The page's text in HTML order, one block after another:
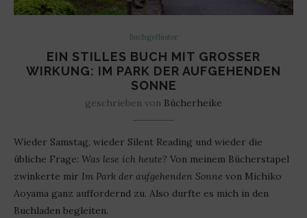
Buchgeflüster
EIN STILLES BUCH MIT GROSSER W
IRKUNG: IM PARK DER AUFGEHENDEN S
ONNE
geschrieben von Bücherheike
Wieder Samstag, wieder Silent Reading und wieder die
übliche Frage: Was lese ich heute? Von meinem Bücherstapel
zwinkerte mir Im Park der aufgehenden Sonne von Michiko
Aoyama ganz auffordernd zu. Also durfte es mich in den
Buchladen begleiten.